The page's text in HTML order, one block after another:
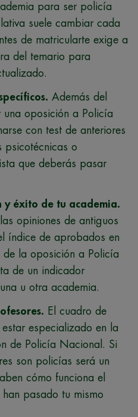
para ser policía
suele cambiar cada
de matricularte exige a
del temario para
Además del
oposición a Policía
con test de anteriores
psicotécnicas o
que deberás pasar
y éxito de tu academia.
opiniones de antiguos
índice de aprobados en
de la oposición a Policía
de un indicador
u otra academia.
El cuadro de
especializado en la
de Policía Nacional. Si
son policías será un
cómo funciona el
pasado tu mismo